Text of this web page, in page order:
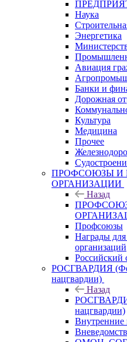
Наука
Энергетика
Авиация
Банки и
Дорожная
Культура
Медицина
Прочее
ПРОФСОЮЗЫ И
ОРГАНИЗАЦИИ
Назад
Профсоюзы
Награды для
организаций
Российский
РОСГВАРДИЯ
нацгвардии)
Назад
нацгвардии)
Внутренние